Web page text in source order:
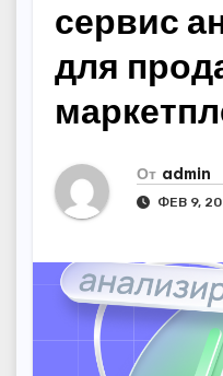
сервис
для
От admin
ФЕВ 9,